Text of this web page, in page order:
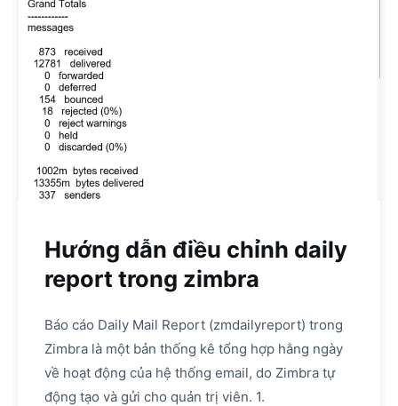
Hướng dẫn điều chỉnh daily
report trong zimbra
Báo cáo Daily Mail Report (zmdailyreport) trong
Zimbra là một bản thống kê tổng hợp hằng ngày
về hoạt động của hệ thống email, do Zimbra tự
động tạo và gửi cho quản trị viên. 1.